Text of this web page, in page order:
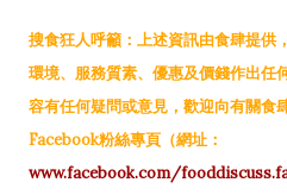
搜食狂人呼籲：上述資訊由食肆提供
環境、服務質素、優惠及價錢作出任
容有任何疑問或意見，歡迎向有關食
Facebook粉絲專頁（網址：
www.facebook.com/